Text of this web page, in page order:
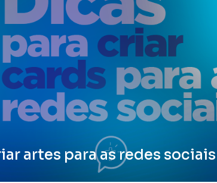
artes para as redes sociais